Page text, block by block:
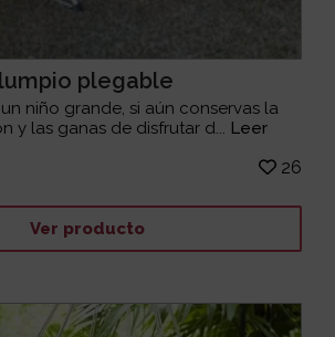
plegable
niño grande, si aún conservas la
y las ganas de disfrutar d... Leer
26
Ver producto